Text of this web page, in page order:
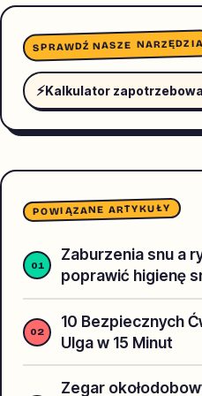
SPRAWDŹ NASZE NARZĘDZIA
⚡Kalkulator
POWIĄZANE ARTYKUŁY
Zaburzenia snu a
poprawić higienę
10 Bezpiecznych
Ulga w 15 Minut
Zegar